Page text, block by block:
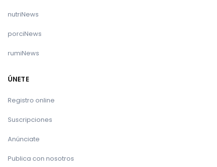
nutriNews
porciNews
rumiNews
ÚNETE
Registro online
Suscripciones
Anúnciate
Publica con nosotros